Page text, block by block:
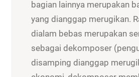
bagian lainnya merupakan
yang dianggap merugikan.
dialam bebas merupakan
sebagai dekomposer
disamping dianggap